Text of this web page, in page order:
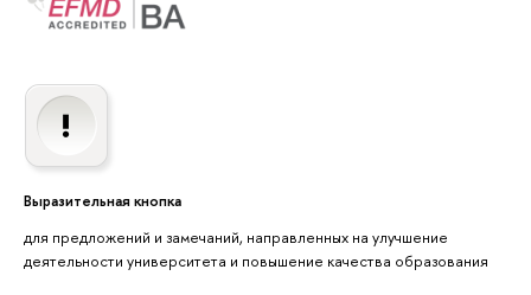
Выразительная кнопка
для предложений и замечаний, направленных на улучшение
деятельности университета и повышение качества образования